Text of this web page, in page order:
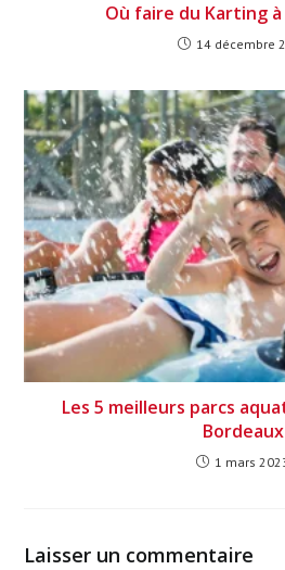
Où faire du Karting à
14 décembre
Les 5 meilleurs parcs
Bordeaux
1 mars
Laisser un commentaire